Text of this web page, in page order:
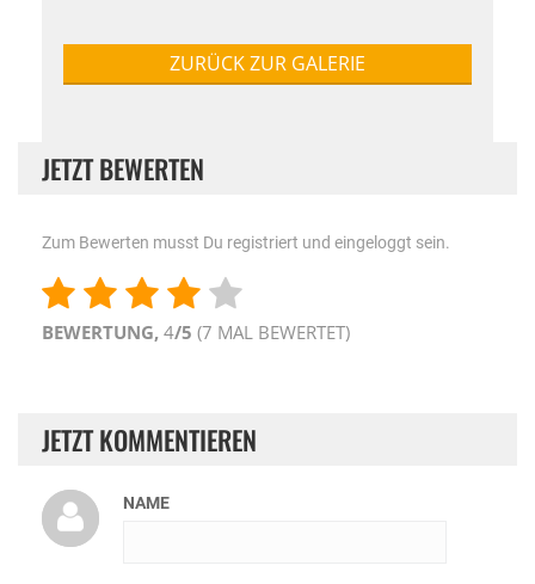
ZURÜCK ZUR GALERIE
JETZT BEWERTEN
Zum Bewerten musst Du registriert und eingeloggt sein.
BEWERTUNG, 4/5 (7 MAL BEWERTET)
JETZT KOMMENTIEREN
NAME